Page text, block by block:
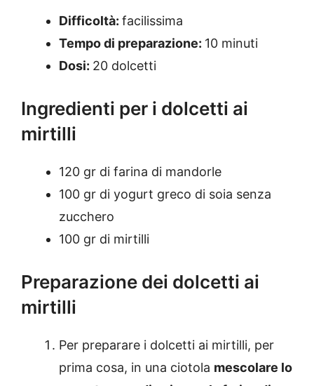
Difficoltà: facilissima
Tempo di preparazione: 10 minuti
Dosi: 20 dolcetti
Ingredienti per i dolcetti ai
mirtilli
120 gr di farina di mandorle
100 gr di yogurt greco di soia senza
zucchero
100 gr di mirtilli
Preparazione dei dolcetti ai
mirtilli
Per preparare i dolcetti ai mirtilli, per
prima cosa, in una ciotola mescolare lo